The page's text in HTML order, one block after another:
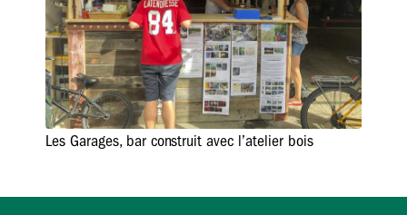
Les Garages, bar construit avec l’atelier bois